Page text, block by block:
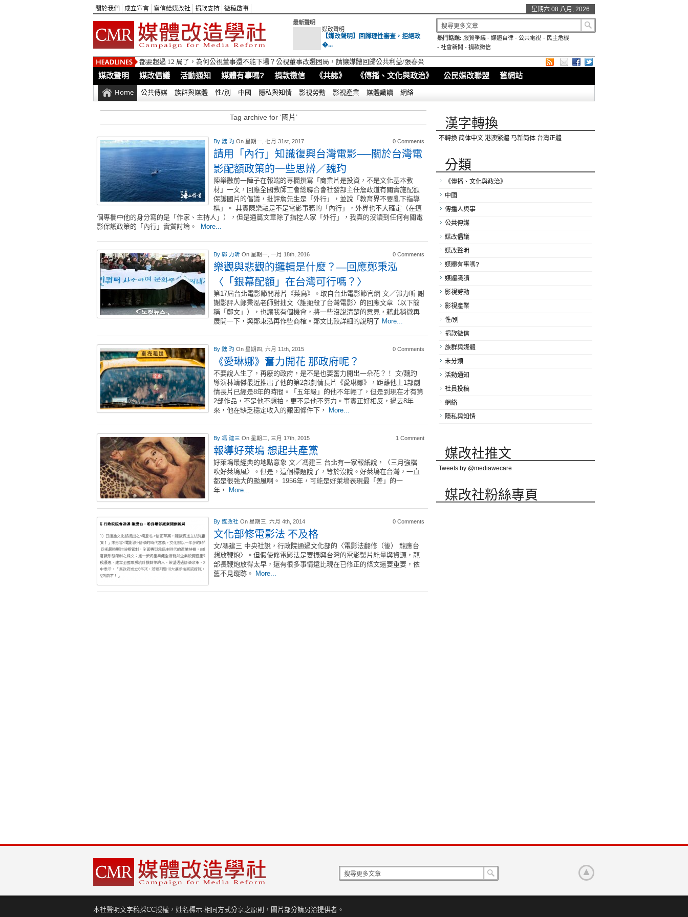
關於我們 成立宣言 寫信給媒改社 捐款支持 徵稿啟事 星期六 08 八月, 2026
最新聲明
媒改聲明
【媒改聲明】回歸理性審查，拒絕政
�...
熱門話題: 服貿爭議 -媒體自律 -公共電視 - 民主危機
- 社會新聞 - 捐款徵信
都要超過 12 局了，為何公視董事還不能下場？公視董事改選困局，請讓媒體回歸公共利益/張春炎
媒改聲明 媒改倡議 活動通知 媒體有事嗎? 捐款徵信 《共誌》 《傳播、文化與政治》 公民媒改聯盟 舊網站
Home 公共傳媒 族群與媒體 性/別 中國 隱私與知情 影視勞動 影視產業 媒體識讀 網絡
Tag archive for ‘國片’
By 魏 玓 On 星期一, 七月 31st, 2017 0 Comments
請用「內行」知識復興台灣電影──關於台灣電
影配額政策的一些思辨／魏玓
陳樂融前一陣子在報端的專欄撰寫「商業片是投資，不是文化基本教
材」一文，回應全國教師工會總聯合會社發部主任詹政道有關實施配額
保護國片的倡議，批評詹先生是「外行」，並說「教育界不要亂下指導
棋」。 其實陳樂融是不是電影事務的「內行」，外界也不大確定（在這
個專欄中他的身分寫的是「作家、主持人」），但是通篇文章除了指控人家「外行」，我真的沒讀到任何有關電
影保護政策的「內行」實質討論。
More...
By 郭 力昕 On 星期一, 一月 18th, 2016 0 Comments
樂觀與悲觀的邏輯是什麼？―回應鄭秉泓
〈「銀幕配額」在台灣可行嗎？〉
第17屆台北電影節開幕片《菜鳥》。取自台北電影節官網 文／郭力昕 謝
謝影評人鄭秉泓老師對拙文〈誰扼殺了台灣電影〉的回應文章（以下簡
稱「鄭文」），也讓我有個機會，將一些沒說清楚的意見，藉此稍微再
展開一下，與鄭秉泓再作些商榷。鄭文比較詳細的說明了 More...
By 魏 玓 On 星期四, 六月 11th, 2015 0 Comments
《愛琳娜》奮力開花 那政府呢？
不要說人生了，再廢的政府，是不是也要奮力開出一朵花？！ 文/魏玓
導演林靖傑最近推出了他的第2部劇情長片《愛琳娜》，距離他上1部劇
情長片已經是8年的時間。「五年級」的他不年輕了，但是到現在才有第
2部作品，不是他不想拍，更不是他不努力。事實正好相反，過去8年
來，他在缺乏穩定收入的艱困條件下，
More...
By 馮 建三 On 星期二, 三月 17th, 2015 1 Comment
報導好萊塢 想起共產黨
好萊塢最經典的地點意象 文／馮建三 台北有一家報紙說，〈三月強檔
吹好萊塢風〉。但是，這個標題說了，等於沒說。好萊塢在台灣，一直
都是很強大的颱風啊。 1956年，可能是好萊塢表現最「差」的一
年，
More...
By 媒改社 On 星期三, 六月 4th, 2014 0 Comments
文化部修電影法 不及格
文/馮建三 中央社說，行政院通過文化部的〈電影法翻修（後） 龍應台
想放鞭炮〉。但假使修電影法是要振興台灣的電影製片能量與資源，龍
部長鞭炮放得太早，還有很多事情遠比現在已修正的條文還要重要，依
舊不見蹤跡。
More...
漢字轉換
不轉換 简体中文 港澳繁體 马新简体 台灣正體
分類
《傳播、文化與政治》
中國
傳播人與事
公共傳媒
媒改倡議
媒改聲明
媒體有事嗎?
媒體識讀
影視勞動
影視產業
性/別
捐款徵信
族群與媒體
未分類
活動通知
社員投稿
網絡
隱私與知情
媒改社推文
Tweets by @mediawecare
媒改社粉絲專頁
本社聲明文字稿採CC授權，姓名標示-相同方式分享之原則，圖片部分請另洽提供者。